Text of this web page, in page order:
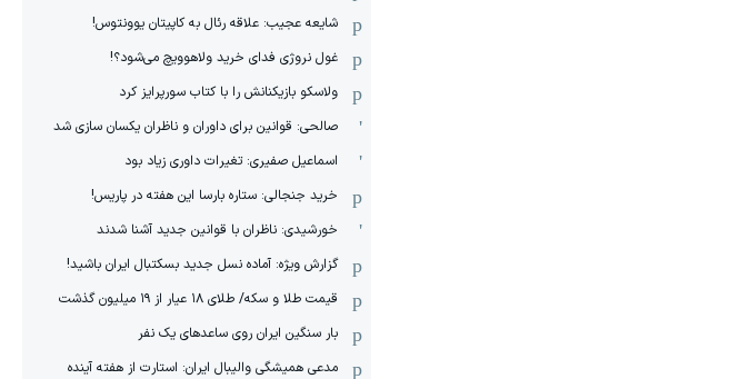
شایعه عجیب: علاقه رئال به کاپیتان یوونتوس!
غول نروژی فدای خرید ولاهوویچ می‌شود؟!
ولاسکو بازیکنانش را با کتاب سورپرایز کرد
صالحی: قوانین برای داوران و ناظران یکسان سازی شد
اسماعیل صفیری: تغیرات داوری زیاد بود
خرید جنجالی: ستاره بارسا این هفته در پاریس!
خورشیدی: ناظران با قوانین جدید آشنا شدند
گزارش ویژه‌: آماده نسل جدید بسکتبال ایران باشید!
قیمت طلا و سکه/ طلای ۱۸ عیار از ۱۹ میلیون گذشت
بار سنگین ایران روی ساعدهای یک نفر
مدعی همیشگی والیبال ایران: استارت از هفته آینده